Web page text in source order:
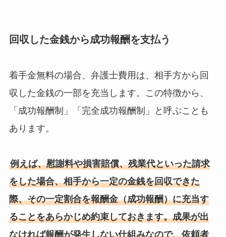
回収した金銭から成功報酬を支払う
着手金無料の場合、弁護士費用は、相手方から回
収した金銭の一部を充当します。この特徴から、
「成功報酬制」「完全成功報酬制」と呼ぶことも
あります。
例えば、慰謝料や損害賠償、残業代といった請求
をした場合、相手から一定の金銭を回収できた
際、その一定割合を報酬金（成功報酬）に充当す
ることをあらかじめ約束しておきます。成果が出
なければ報酬が発生しない仕組みなので、依頼者